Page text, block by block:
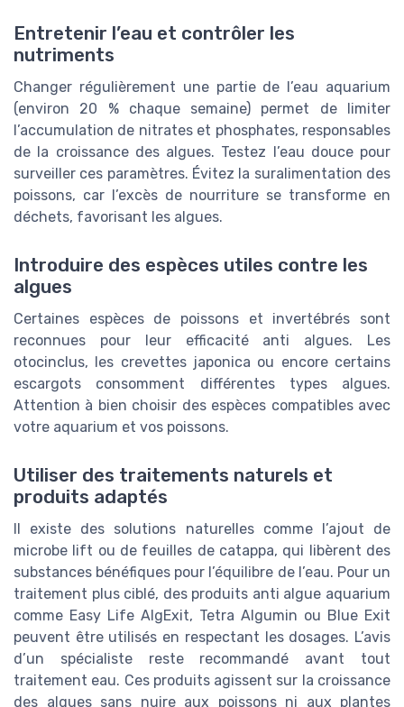
Entretenir l’eau et contrôler les
nutriments
Changer régulièrement une partie de l’eau aquarium
(environ 20 % chaque semaine) permet de limiter
l’accumulation de nitrates et phosphates, responsables
de la croissance des algues. Testez l’eau douce pour
surveiller ces paramètres. Évitez la suralimentation des
poissons, car l’excès de nourriture se transforme en
déchets, favorisant les algues.
Introduire des espèces utiles contre les
algues
Certaines espèces de poissons et invertébrés sont
reconnues pour leur efficacité anti algues. Les
otocinclus, les crevettes japonica ou encore certains
escargots consomment différentes types algues.
Attention à bien choisir des espèces compatibles avec
votre aquarium et vos poissons.
Utiliser des traitements naturels et
produits adaptés
Il existe des solutions naturelles comme l’ajout de
microbe lift ou de feuilles de catappa, qui libèrent des
substances bénéfiques pour l’équilibre de l’eau. Pour un
traitement plus ciblé, des produits anti algue aquarium
comme Easy Life AlgExit, Tetra Algumin ou Blue Exit
peuvent être utilisés en respectant les dosages. L’avis
d’un spécialiste reste recommandé avant tout
traitement eau. Ces produits agissent sur la croissance
des algues sans nuire aux poissons ni aux plantes